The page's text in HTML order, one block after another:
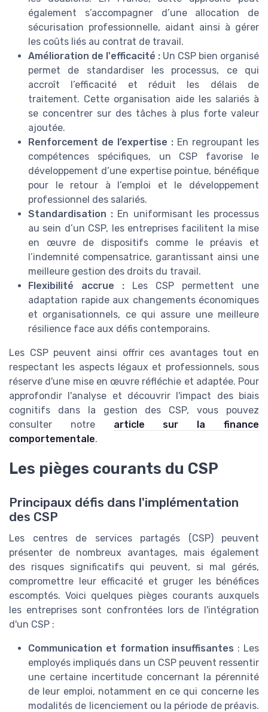
également s’accompagner d’une allocation de
sécurisation professionnelle, aidant ainsi à gérer
les coûts liés au contrat de travail.
Amélioration de l'efficacité : Un CSP bien organisé
permet de standardiser les processus, ce qui
accroît l’efficacité et réduit les délais de
traitement. Cette organisation aide les salariés à
se concentrer sur des tâches à plus forte valeur
ajoutée.
Renforcement de l’expertise : En regroupant les
compétences spécifiques, un CSP favorise le
développement d’une expertise pointue, bénéfique
pour le retour à l’emploi et le développement
professionnel des salariés.
Standardisation : En uniformisant les processus
au sein d’un CSP, les entreprises facilitent la mise
en œuvre de dispositifs comme le préavis et
l’indemnité compensatrice, garantissant ainsi une
meilleure gestion des droits du travail.
Flexibilité accrue : Les CSP permettent une
adaptation rapide aux changements économiques
et organisationnels, ce qui assure une meilleure
résilience face aux défis contemporains.
Les CSP peuvent ainsi offrir ces avantages tout en
respectant les aspects légaux et professionnels, sous
réserve d'une mise en œuvre réfléchie et adaptée. Pour
approfondir l'analyse et découvrir l'impact des biais
cognitifs dans la gestion des CSP, vous pouvez
consulter notre article sur la finance
comportementale.
Les pièges courants du CSP
Principaux défis dans l'implémentation
des CSP
Les centres de services partagés (CSP) peuvent
présenter de nombreux avantages, mais également
des risques significatifs qui peuvent, si mal gérés,
compromettre leur efficacité et gruger les bénéfices
escomptés. Voici quelques pièges courants auxquels
les entreprises sont confrontées lors de l'intégration
d'un CSP :
Communication et formation insuffisantes : Les
employés impliqués dans un CSP peuvent ressentir
une certaine incertitude concernant la pérennité
de leur emploi, notamment en ce qui concerne les
modalités de licenciement ou la période de préavis.